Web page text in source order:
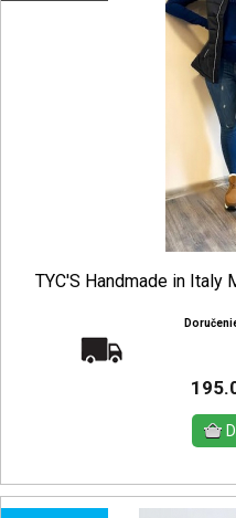
TYC'S Handmade in Italy